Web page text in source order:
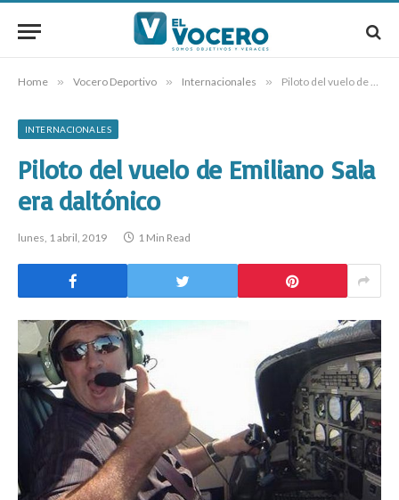
Home » Vocero Deportivo » Internacionales » Piloto del vuelo de Emiliano Sala era daltónico
INTERNACIONALES
Piloto del vuelo de Emiliano Sala
era daltónico
lunes, 1 abril, 2019 1 Min Read